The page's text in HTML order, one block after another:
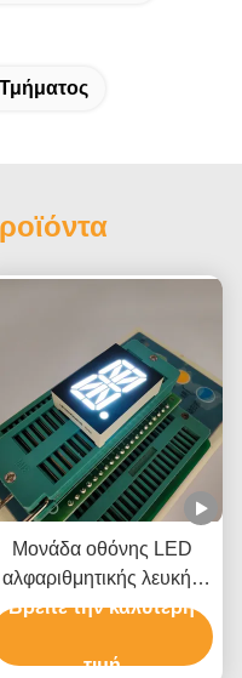
Μονάδα οθόνης LED
αλφαριθμητικής λευκής
μορφής 16 τμημάτων
Βρείτε την καλύτερη
τιμή